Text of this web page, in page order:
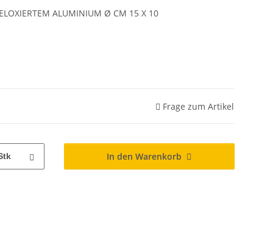
ALUMINIUM Ø CM 15 X 10
Frage zum Artikel
In den Warenkorb